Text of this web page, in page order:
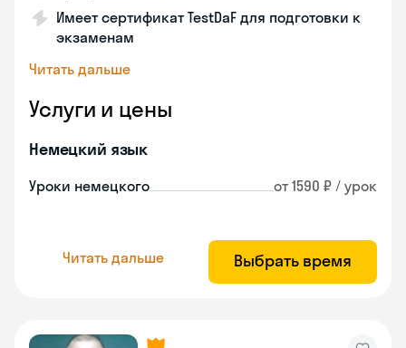
Имеет сертификат TestDaF для подготовки к
экзаменам
Читать дальше
Услуги и цены
Немецкий язык
Уроки немецкого от 1590 ₽ / урок
Читать дальше Выбрать время